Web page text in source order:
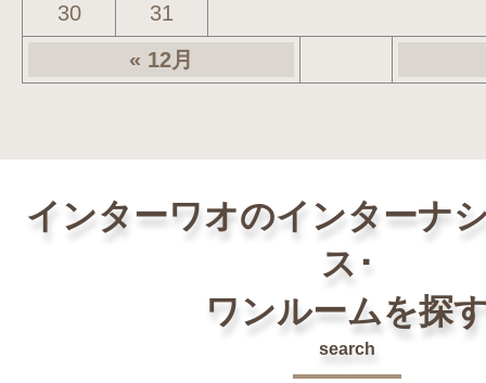
« 12月
30
31
インターワオのインターナ
ス･
ワンルームを探
search